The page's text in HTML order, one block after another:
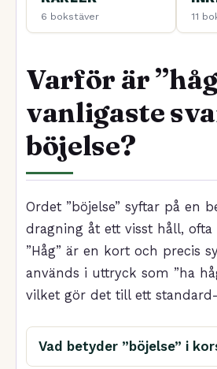
6 bokstäver 11
Varför är
vanligaste
böjelse?
Ordet ”böjelse” syftar på en
dragning åt ett visst håll, ofta
”Håg” är en kort och precis
används i uttryck som ”ha
vilket gör det till ett
Vad betyder ”böjelse” i